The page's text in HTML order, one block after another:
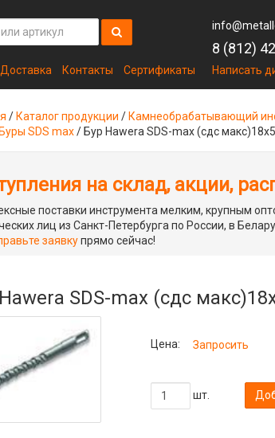
Доставка Контакты Сертификаты
8 (812)
Написать
/ Каталог продукции / Камнеобрабатывающий
Буры SDS max/ Бур Hawera SDS-max (сдс
на склад, акции,
поставки инструмента мелким, крупным
лиц из Санкт-Петербурга по России, в
заявкупрямо сейчас!
SDS-max (сдс
Цена: Запросить
шт.